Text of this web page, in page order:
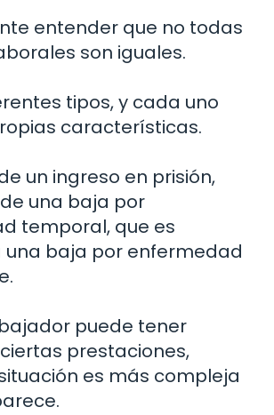
entender que no todas
son iguales.
tipos, y cada uno
características.
un ingreso en prisión,
una baja por
temporal, que es
una baja por enfermedad
puede tener
prestaciones,
es más compleja